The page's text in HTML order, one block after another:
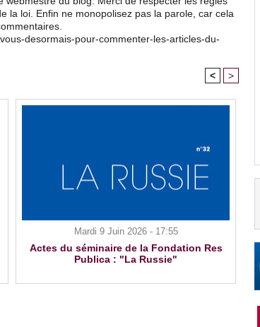
la loi. Enfin ne monopolisez pas la parole, car cela
desormais-pour-commenter-les-articles-du-
< >
Mardi 9 Juin 2026 - 17:55
Actes du séminaire de la Fondation Res
Publica : "La Russie"